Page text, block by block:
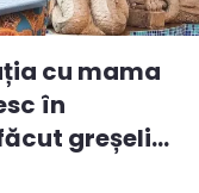
cu mama
în
greșeli...